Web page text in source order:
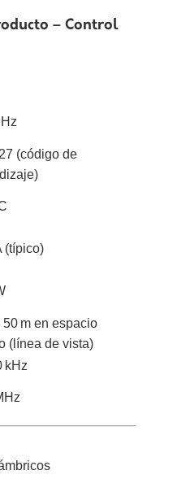
– Control
(código de
(típico)
50 m en espacio
(línea de vista)
kHz